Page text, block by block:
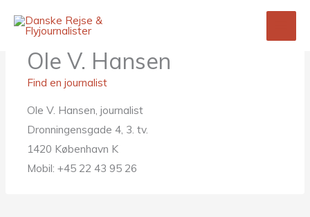
Ole V. Hansen
Find en journalist
Ole V. Hansen, journalist
Dronningensgade 4, 3. tv.
1420 København K
Mobil: +45 22 43 95 26